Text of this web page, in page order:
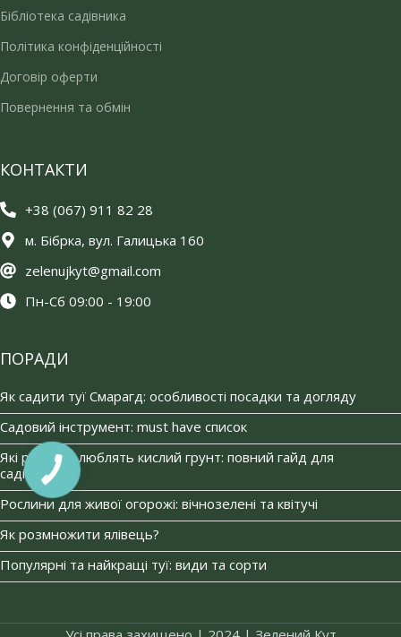
Бібліотека садівника
Політика конфіденційності
Договір оферти
Повернення та обмін
КОНТАКТИ
+38 (067) 911 82 28
м. Бібрка, вул. Галицька 160
zelenujkyt@gmail.com
Пн-Сб 09:00 - 19:00
ПОРАДИ
Як садити туї Смарагд: особливості посадки та догляду
Садовий інструмент: must have список
Які рослини люблять кислий грунт: повний гайд для
садівників
Рослини для живої огорожі: вічнозелені та квітучі
Як розмножити ялівець?
Популярні та найкращі туї: види та сорти